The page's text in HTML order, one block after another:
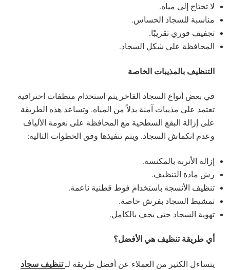
لا تحتاج إلى مياه.
مناسبة للسجاد الحساس.
تجفيف فوري تقريبًا.
المحافظة على شكل السجاد.
التنظيف بالمذيبات الخاصة
في بعض أنواع السجاد الفاخر يتم استخدام منظفات احترافية
تعتمد على مذيبات آمنة بدلاً من المياه. وتساعد هذه الطريقة
على إزالة البقع السطحية مع المحافظة على نعومة الألياف
وعدم انكماش السجاد. ويتم تنفيذها وفق الخطوات التالية:
إزالة الأتربة بالمكنسة.
رش مادة التنظيف.
تنظيف الأنسجة باستخدام فوط قطنية ناعمة.
تمشيط السجاد بفرش خاصة.
تهوية السجاد حتى يجف بالكامل.
أي طريقة تنظيف هي الأفضل؟
يتساءل الكثير من العملاء عن أفضل طريقة لـتنظيف سجاد